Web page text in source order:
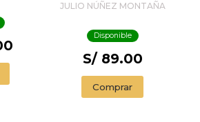
JULIO NÚÑEZ MONTAÑA
Disponible
S/ 89.00
Comprar